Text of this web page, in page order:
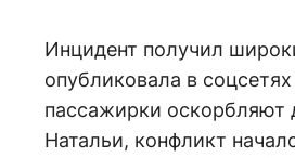
Инцидент получил
опубликовала в
пассажирки оскорбляют
Натальи, конфликт